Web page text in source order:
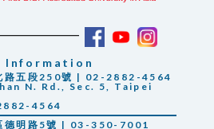
Information
路五段250號 | 02-2882-4564
N. Rd., Sec. 5, Taipei
4564
德明路5號 | 03-350-7001